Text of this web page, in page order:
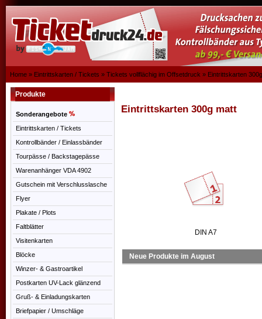
Home » Eintrittskarten / Tickets » Tickets vollflächig im Offsetdruck » Eintrittskarten
Produkte
Sonderangebote
Eintrittskarten / Tickets
Kontrollbänder / Einlassbänder
Tourpässe / Backstagepässe
Warenanhänger VDA 4902
Gutschein mit Verschlusslasche
Flyer
Plakate / Plots
Faltblätter
Visitenkarten
Blöcke
Winzer- & Gastroartikel
Postkarten UV-Lack glänzend
Gruß- & Einladungskarten
Briefpapier / Umschläge
Eintrittskarten 300g matt
DIN A7
Neue Produkte im August